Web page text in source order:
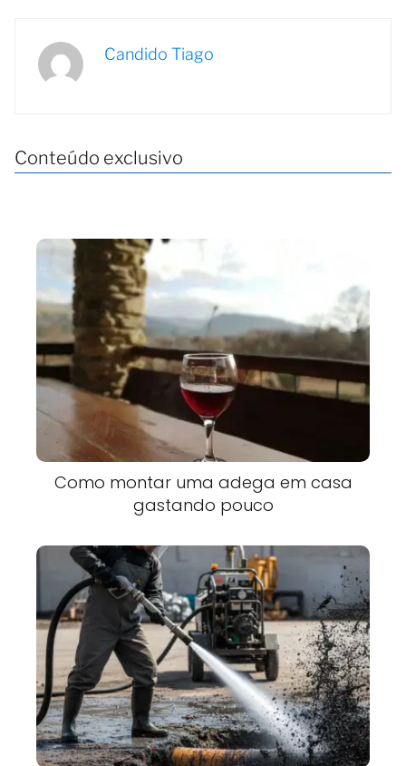
Candido Tiago
Conteúdo exclusivo
Como montar uma adega em casa
gastando pouco